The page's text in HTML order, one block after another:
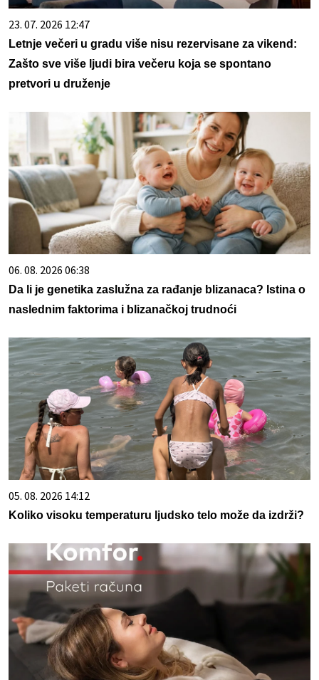
23. 07. 2026 12:47
Letnje večeri u gradu više nisu rezervisane za vikend:
Zašto sve više ljudi bira večeru koja se spontano
pretvori u druženje
06. 08. 2026 06:38
Da li je genetika zaslužna za rađanje blizanaca? Istina o
naslednim faktorima i blizanačkoj trudnoći
05. 08. 2026 14:12
Koliko visoku temperaturu ljudsko telo može da izdrži?